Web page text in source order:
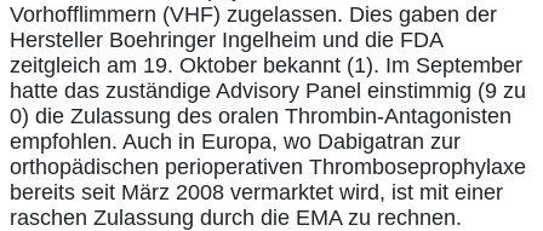
Vorhofflimmern (VHF) zugelassen. Dies gaben der
Hersteller Boehringer Ingelheim und die FDA
zeitgleich am 19. Oktober bekannt (1). Im September
hatte das zuständige Advisory Panel einstimmig (9 zu
0) die Zulassung des oralen Thrombin-Antagonisten
empfohlen. Auch in Europa, wo Dabigatran zur
orthopädischen perioperativen Thromboseprophylaxe
bereits seit März 2008 vermarktet wird, ist mit einer
raschen Zulassung durch die EMA zu rechnen.